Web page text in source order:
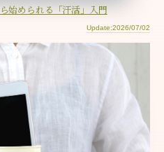
始められる「汗活」入門
Update:2026/07/02